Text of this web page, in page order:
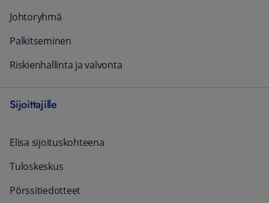
Johtoryhmä
Palkitseminen
Riskienhallinta ja valvonta
Sijoittajille
Elisa sijoituskohteena
Tuloskeskus
Pörssitiedotteet